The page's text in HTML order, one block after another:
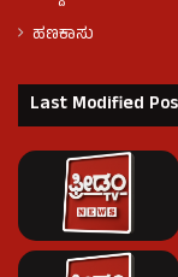
ಹಣಕಾಸು
Last Modified